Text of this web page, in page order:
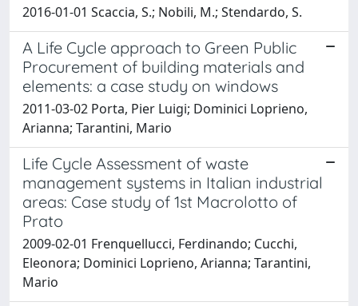
2016-01-01 Scaccia, S.; Nobili, M.; Stendardo, S.
A Life Cycle approach to Green Public
Procurement of building materials and
elements: a case study on windows
2011-03-02 Porta, Pier Luigi; Dominici Loprieno,
Arianna; Tarantini, Mario
Life Cycle Assessment of waste
management systems in Italian industrial
areas: Case study of 1st Macrolotto of
Prato
2009-02-01 Frenquellucci, Ferdinando; Cucchi,
Eleonora; Dominici Loprieno, Arianna; Tarantini,
Mario